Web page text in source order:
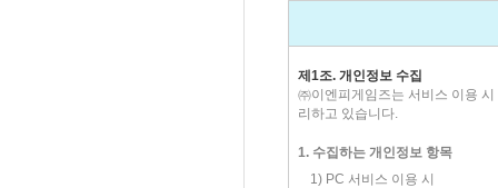
제1조. 개인정보 수집
㈜이엔피게임즈는 서비스 이용
리하고 있습니다.
1. 수집하는 개인정보 항목
1) PC 서비스 이용 시